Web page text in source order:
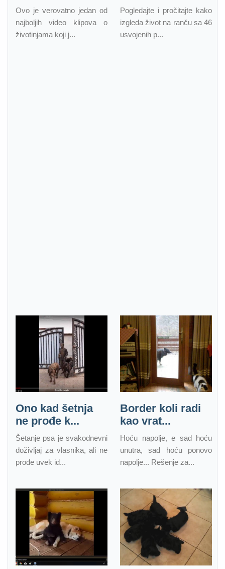
Ovo je verovatno jedan od
najboljih video klipova o
životinjama koji j...
Pogledajte i pročitajte kako
izgleda život na ranču sa 46
usvojenih p...
Ono kad šetnja
ne prođe k...
Šetanje psa je svakodnevni
doživljaj za vlasnika, ali ne
prođe uvek id...
Border koli radi
kao vrat...
Hoću napolje, e sad hoću
unutra, sad hoću ponovo
napolje... Rešenje za...